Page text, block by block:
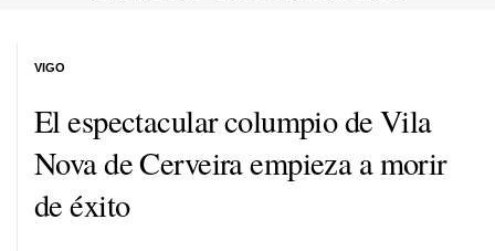
El espectacular columpio de Vila
Nova de Cerveira empieza a morir
de éxito
VIGO